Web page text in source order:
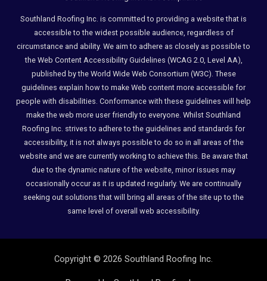
Southland Roofing Inc. is committed to providing a website that is
accessible to the widest possible audience, regardless of
circumstance and ability. We aim to adhere as closely as possible to
the Web Content Accessibility Guidelines (WCAG 2.0, Level AA),
published by the World Wide Web Consortium (W3C). These
guidelines explain how to make Web content more accessible for
people with disabilities. Conformance with these guidelines will help
make the web more user friendly to everyone. Whilst Southland
Roofing Inc. strives to adhere to the guidelines and standards for
accessibility, it is not always possible to do so in all areas of the
website and we are currently working to achieve this. Be aware that
due to the dynamic nature of the website, minor issues may
occasionally occur as it is updated regularly. We are continually
seeking out solutions that will bring all areas of the site up to the
same level of overall web accessibility.
Copyright © 2026 Southland Roofing Inc.